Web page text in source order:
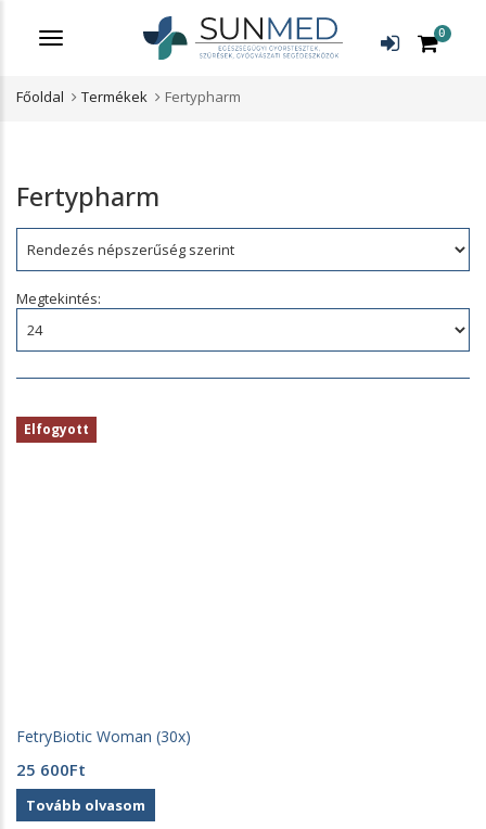
Menü 0
Főoldal Termékek Fertypharm
Fertypharm
Rendezés:
Megtekintés:
Elfogyott
FetryBiotic Woman (30x)
25 600Ft
Tovább olvasom